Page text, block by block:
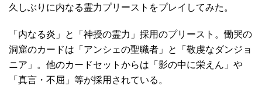
久しぶりに内なる霊力プリーストをプレイしてみた。
「内なる炎」と「神授の霊力」採用のプリースト。慟哭の
洞窟のカードは「アンシェの聖職者」と「敬虔なダンジョ
ニア」。他のカードセットからは「影の中に栄えん」や
「真言・不屈」等が採用されている。